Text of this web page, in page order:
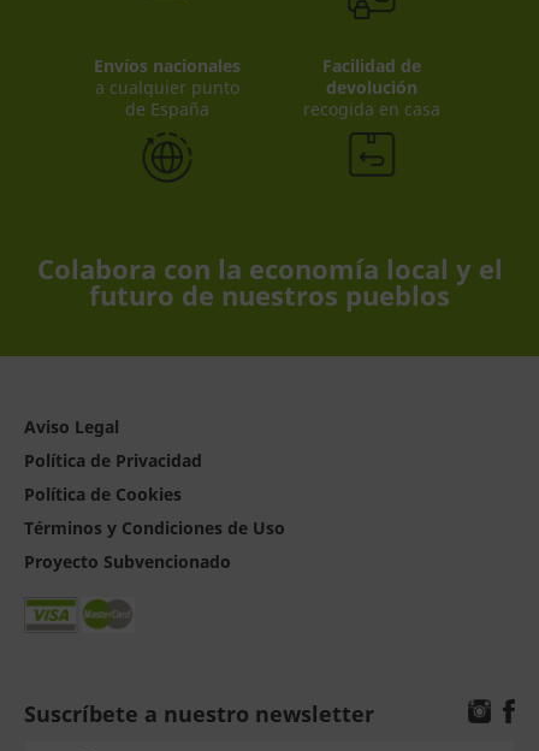
Envíos nacionales
a cualquier punto
de España
Facilidad de
devolución
recogida en casa
Colabora con la economía local y el
futuro de nuestros pueblos
Aviso Legal
Política de Privacidad
Política de Cookies
Términos y Condiciones de Uso
Proyecto Subvencionado
Suscríbete a nuestro newsletter